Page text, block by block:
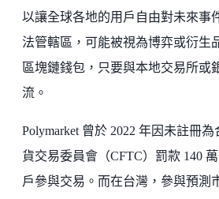
以讓全球各地的用戶自由對未來事
法管轄區，可能被視為博弈或衍生
區塊鏈錢包，只要與本地交易所或
流。
Polymarket 曾於 2022 年因未註冊
貨交易委員會（CFTC）罰款 140
戶參與交易。而在台灣，參與預測